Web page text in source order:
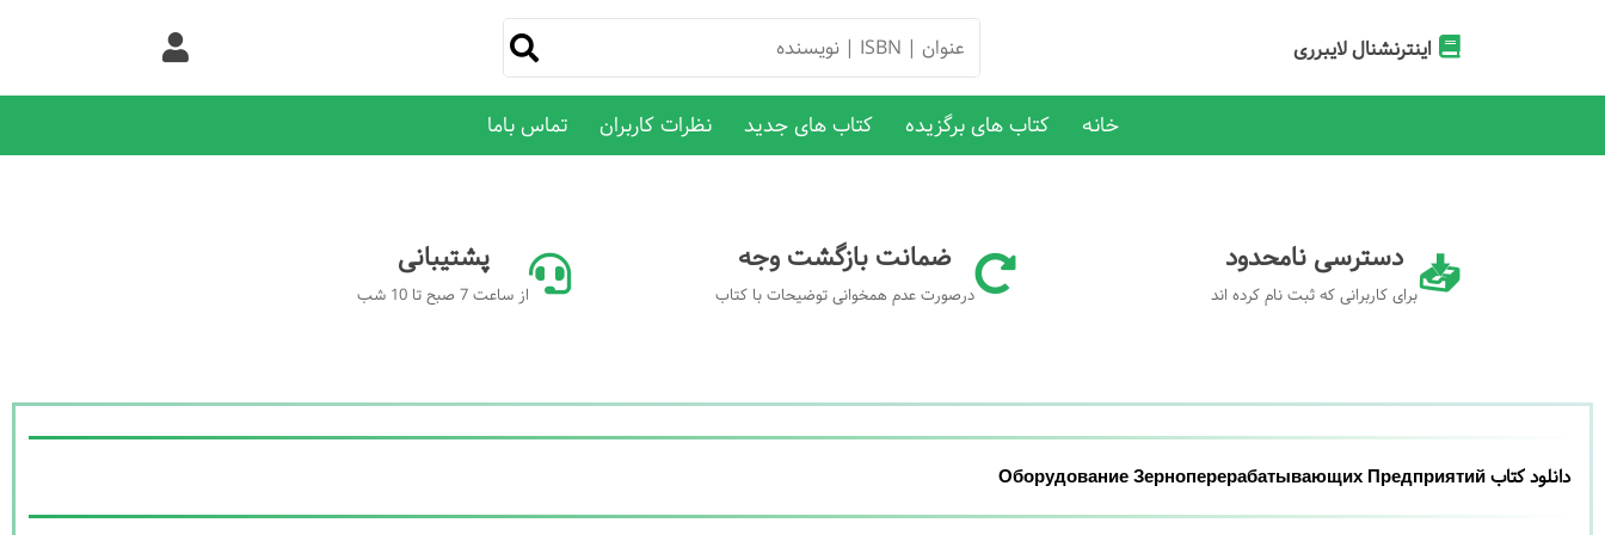
اینترنشنال لایبرری
خانه کتاب های برگزیده کتاب های جدید نظرات کاربران تماس باما
دسترسی نامحدود
برای کاربرانی که ثبت نام کرده اند
ضمانت بازگشت وجه
درصورت عدم همخوانی توضیحات با کتاب
پشتیبانی
از ساعت 7 صبح تا 10 شب
دانلود کتاب Оборудование Зерноперерабатывающих Предприятий